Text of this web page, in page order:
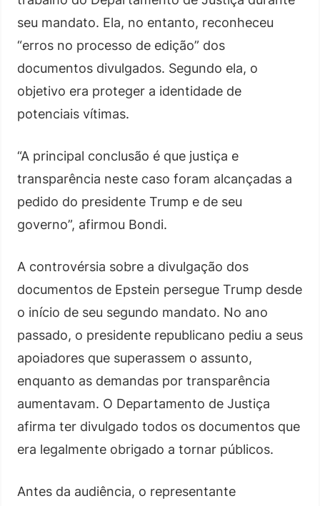
seu mandato. Ela, no entanto, reconheceu
“erros no processo de edição” dos
documentos divulgados. Segundo ela, o
objetivo era proteger a identidade de
potenciais vítimas.
“A principal conclusão é que justiça e
transparência neste caso foram alcançadas a
pedido do presidente Trump e de seu
governo”, afirmou Bondi.
A controvérsia sobre a divulgação dos
documentos de Epstein persegue Trump desde
o início de seu segundo mandato. No ano
passado, o presidente republicano pediu a seus
apoiadores que superassem o assunto,
enquanto as demandas por transparência
aumentavam. O Departamento de Justiça
afirma ter divulgado todos os documentos que
era legalmente obrigado a tornar públicos.
Antes da audiência, o representante